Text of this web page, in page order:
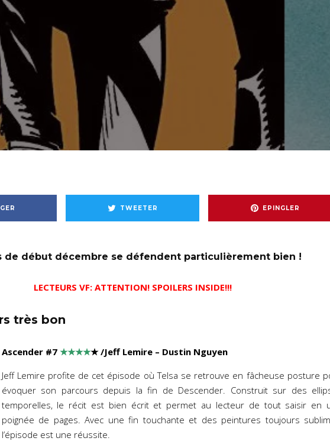
TWEETER EPINGLER
de début décembre se défendent particulièrement bien !
LECTEURS VF: ATTENTION! SPOILERS INSIDE!!!
très bon
Ascender #7 ★★★★★/Jeff Lemire – Dustin Nguyen
Jeff Lemire profite de cet épisode où Telsa se retrouve en fâcheuse posture
évoquer son parcours depuis la fin de Descender. Construit sur des
temporelles, le récit est bien écrit et permet au lecteur de tout saisir en
poignée de pages. Avec une fin touchante et des peintures toujours
l’épisode est une réussite.